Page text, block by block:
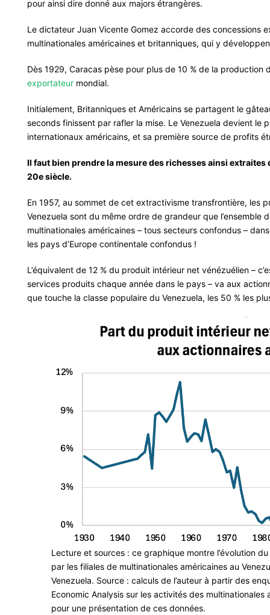
pour ainsi dire donné aux majors étrangères.
Le dictateur Juan Vicente Gomez accorde des concessions
multinationales américaines et britanniques, qui y
Dès 1929, Caracas pèse pour plus de 10 % de la production
exportateur mondial.
Initialement, Britanniques et Américains se partagent le
seconds finissent par rafler la mise. Le Venezuela devient le
internationaux américains, et sa première source de profits
Il faut bien prendre la mesure des richesses ainsi
20e siècle.
En 1957, au sommet de cet extractivisme transfrontière, les
Venezuela sont du même ordre de grandeur que l’ensemble
multinationales américaines – tous secteurs confondus –
les pays d’Europe continentale confondus !
L’équivalent de 12 % du produit intérieur net vénézuélien –
services produits chaque année dans le pays – va aux
que touche la classe populaire du Venezuela, les 50 % les
Lecture et sources : ce graphique montre l’évolution
par les filiales de multinationales américaines au
Venezuela. Source : calculs de l’auteur à partir des
Economic Analysis sur les activités des multinationales
pour une présentation de ces données.